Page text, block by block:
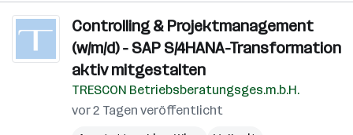
Controlling & Projektmanagement
(w/m/d) - SAP S/4HANA-Transformation
aktiv mitgestalten
TRESCON Betriebsberatungsges.m.b.H.
vor 2 Tagen veröffentlicht